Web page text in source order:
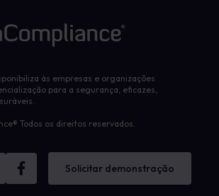
às empresas e organizações
para a segurança, eficazes,
Todos os direitos reservados.
Solicitar demonstração